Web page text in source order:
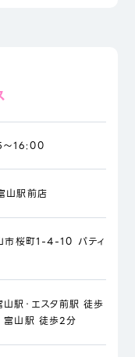
16:00
山駅前店
桜町1-4-10 パティ
駅・エスタ前駅 徒歩
富山駅 徒歩2分